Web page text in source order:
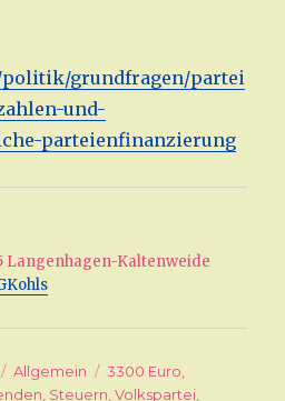
politik/grundfragen/partei
und-
parteienfinanzierung
Langenhagen-Kaltenweide
Kategorien
Allgemein Schlagwörter
3300 Euro,
, Steuern,Volkspartei,